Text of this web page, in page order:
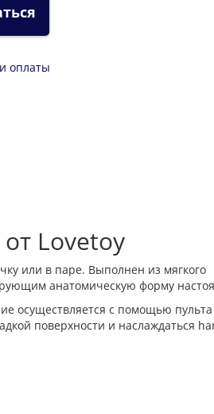
оплаты
Lovetoy
или в паре. Выполнен из мягкого
анатомическую форму
осуществляется с помощью
поверхности и наслаждаться